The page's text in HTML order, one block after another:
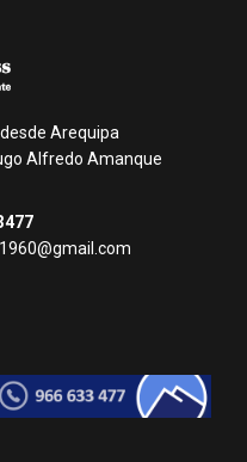
Arequipa
Alfredo Amanque